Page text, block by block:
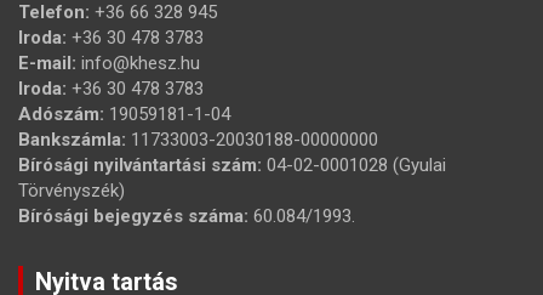
Telefon: +36 66 328 945
Iroda: +36 30 478 3783
E-mail: info@khesz.hu
Iroda: +36 30 478 3783
Adószám: 19059181-1-04
Bankszámla: 11733003-20030188-00000000
Bírósági nyilvántartási szám: 04-02-0001028 (Gyulai
Törvényszék)
Bírósági bejegyzés száma: 60.084/1993.
Nyitva tartás